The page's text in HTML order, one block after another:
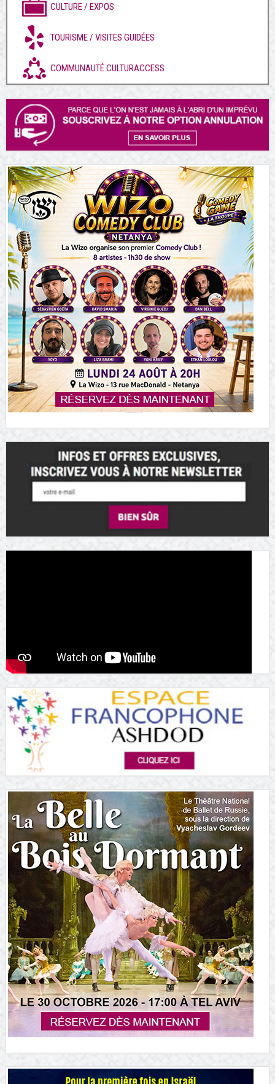
CULTURE / EXPOS
TOURISME / VISITES GUIDÉES
COMMUNAUTÉ CULTURACCESS